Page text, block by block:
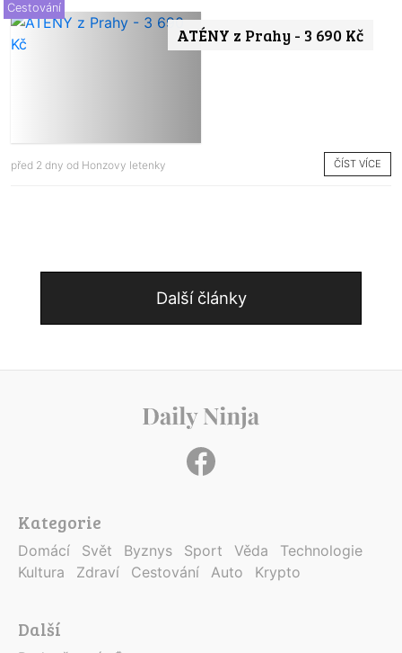
ATÉNY z Prahy - 3 690 Kč
Cestování
před 2 dny od Honzovy letenky ČÍST VÍCE
Další články
Kategorie
Domácí Svět Byznys Sport Věda
Technologie
Kultura
Zdraví Cestování Auto Krypto
Další